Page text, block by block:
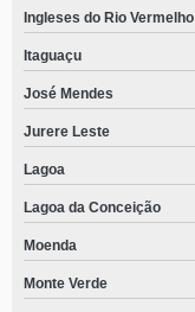
Ingleses do Rio Vermelho
Itaguaçu
José Mendes
Jurere Leste
Lagoa
Lagoa da Conceição
Moenda
Monte Verde